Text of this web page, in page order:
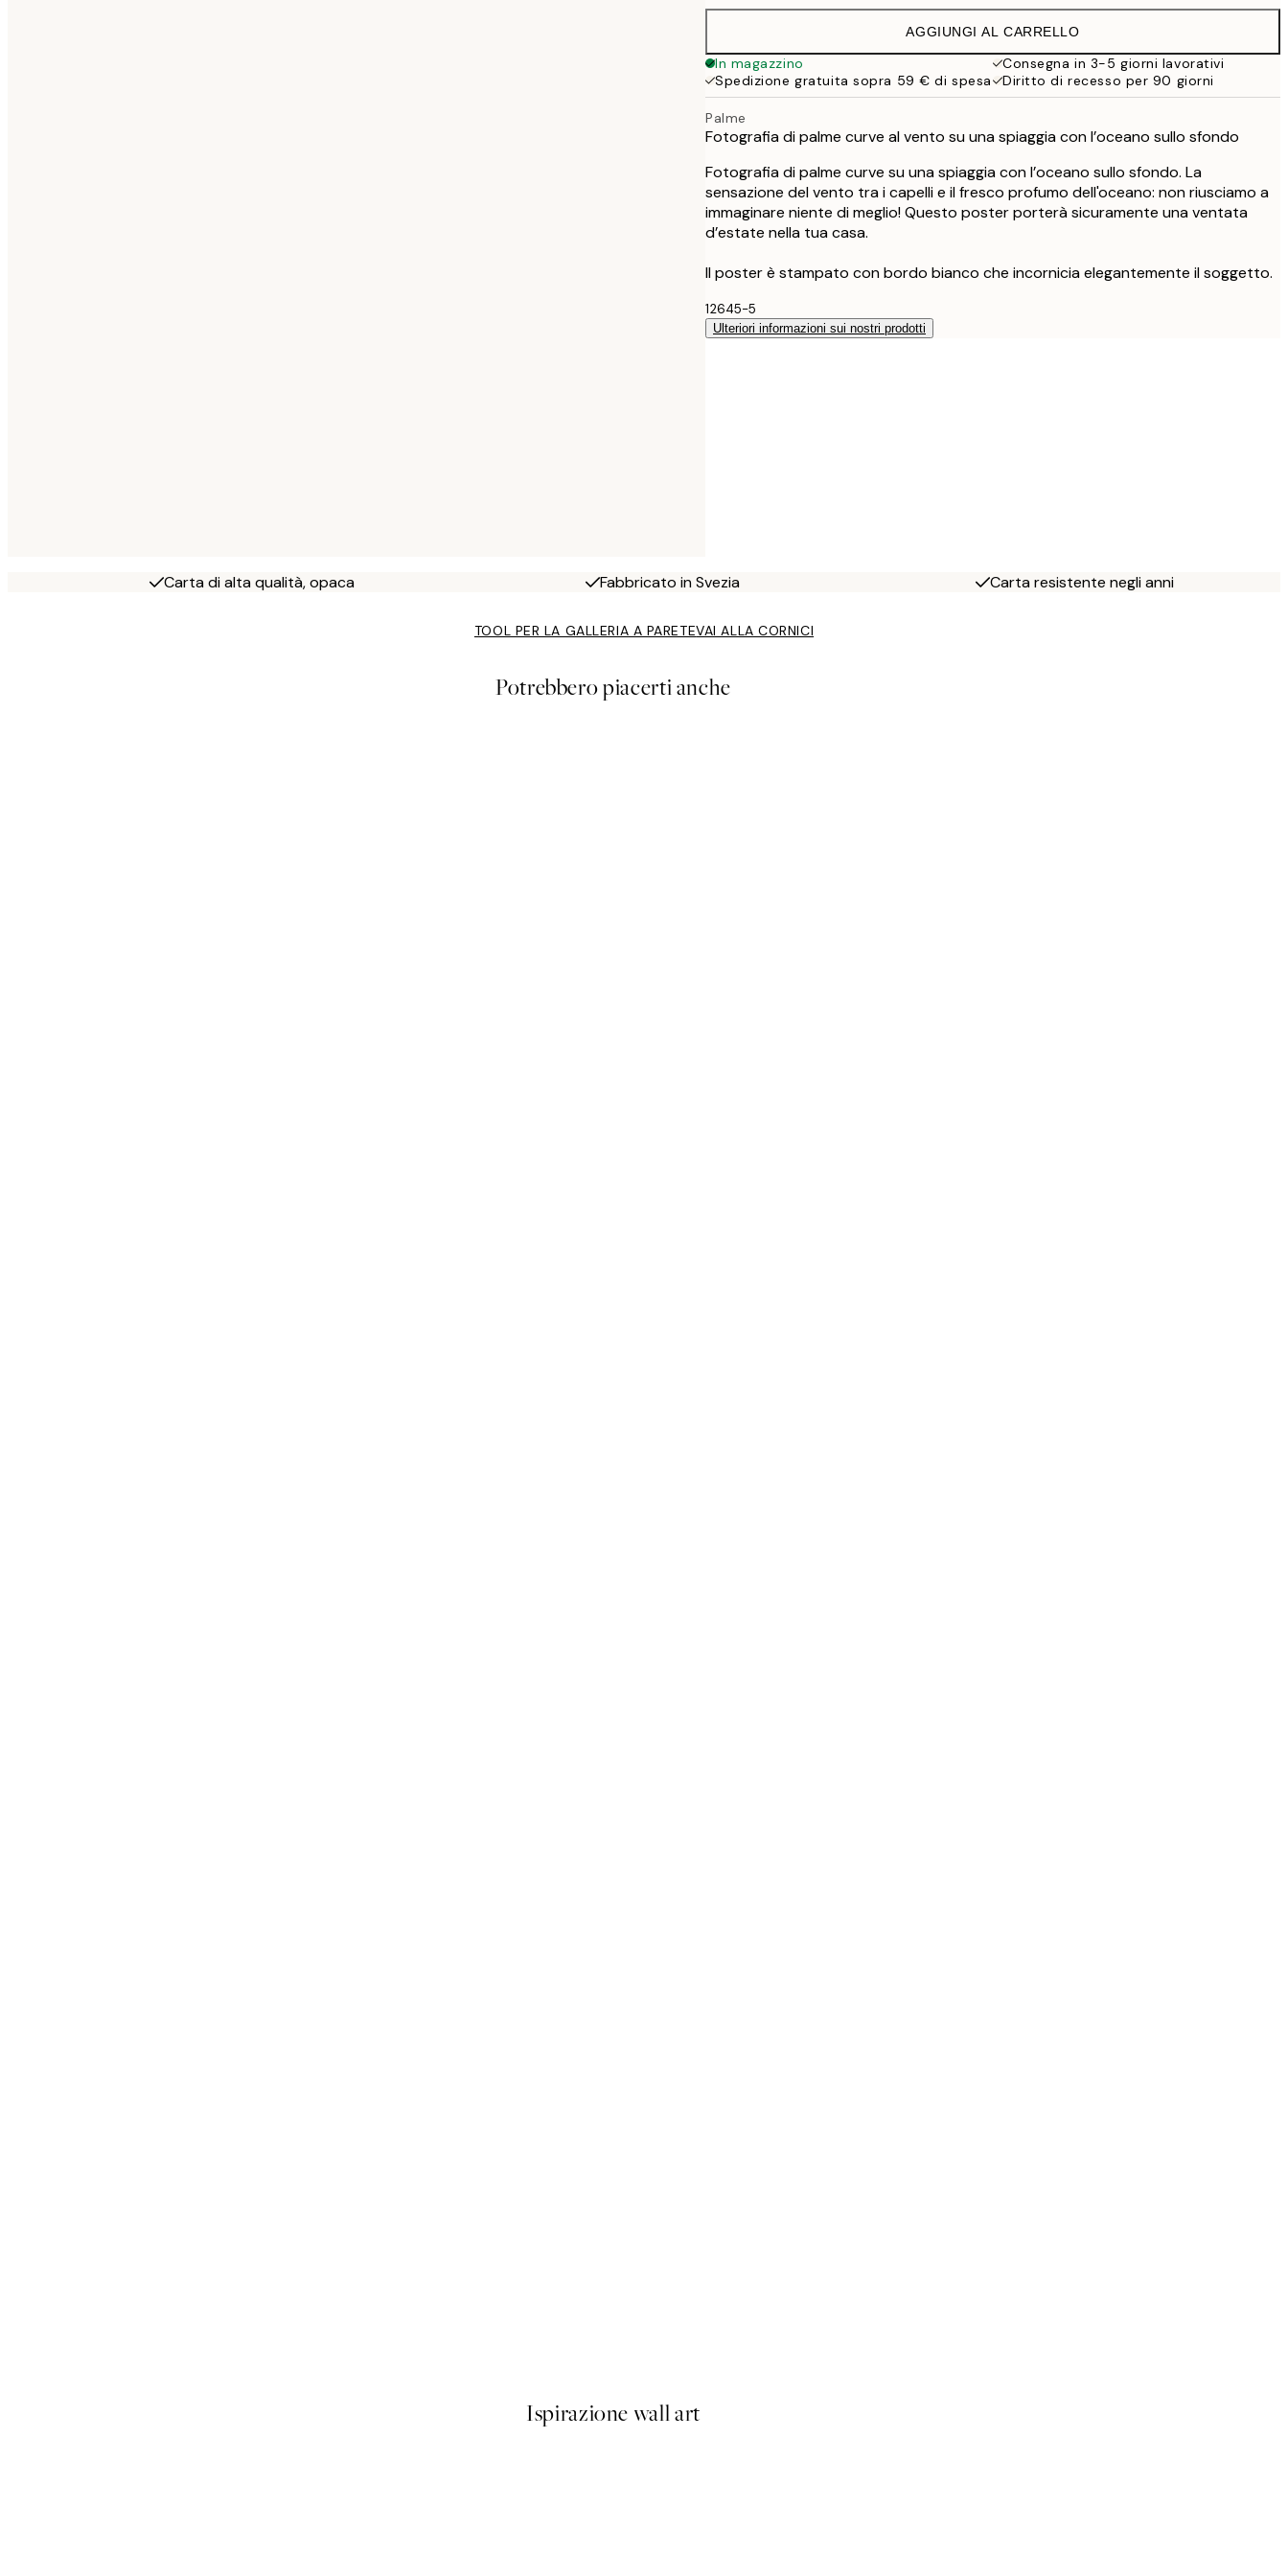
32,45 €
AGGIUNGI AL CARRELLO
In magazzino
Consegna in 3-5 giorni lavorativi
Spedizione gratuita sopra 59 € di spesa
Diritto di recesso per 90 giorni
Palme
Fotografia di palme curve al vento su una spiaggia con l’oceano sullo sfondo
Fotografia di palme curve su una spiaggia con l’oceano sullo sfondo. La
sensazione del vento tra i capelli e il fresco profumo dell'oceano: non riusciamo a
immaginare niente di meglio! Questo poster porterà sicuramente una ventata
d’estate nella tua casa.
Il poster è stampato con bordo bianco che incornicia elegantemente il soggetto.
12645-5
Ulteriori informazioni sui nostri prodotti
Carta di alta qualità, opaca Fabbricato in Svezia Carta resistente negli anni
TOOL PER LA GALLERIA A PARETEVAI ALLA CORNICI
Potrebbero piacerti anche
Ispirazione wall art